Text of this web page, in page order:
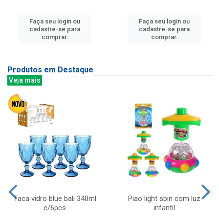
Faça seu login ou
cadastre-se para
comprar.
Faça seu login ou
cadastre-se para
comprar.
Produtos em Destaque
Veja mais
Taca vidro blue bali 340ml
c/6pcs
Piao light spin com luz
infantil